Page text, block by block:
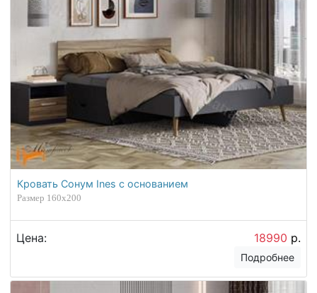
Кровать Сонум Ines с основанием
Размер 160х200
Цена: 18990 р.
Подробнее